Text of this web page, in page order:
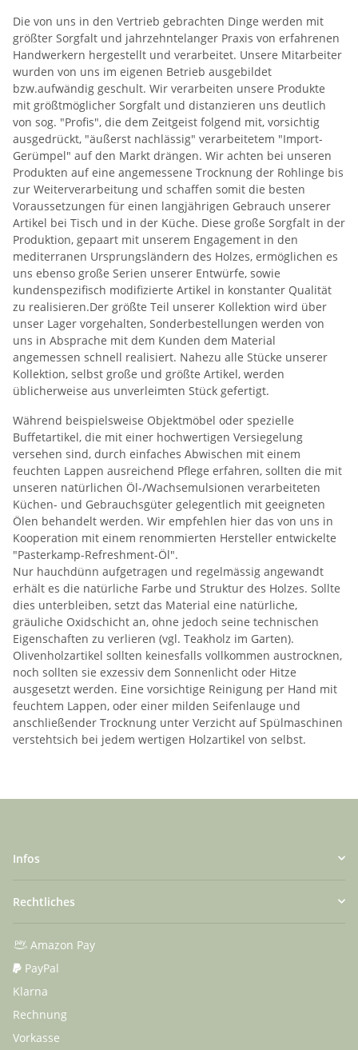
Die von uns in den Vertrieb gebrachten Dinge werden mit
größter Sorgfalt und jahrzehntelanger Praxis von erfahrenen
Handwerkern hergestellt und verarbeitet. Unsere Mitarbeiter
wurden von uns im eigenen Betrieb ausgebildet
bzw.aufwändig geschult. Wir verarbeiten unsere Produkte
mit größtmöglicher Sorgfalt und distanzieren uns deutlich
von sog. "Profis", die dem Zeitgeist folgend mit, vorsichtig
ausgedrückt, "äußerst nachlässig" verarbeitetem "Import-
Gerümpel" auf den Markt drängen. Wir achten bei unseren
Produkten auf eine angemessene Trocknung der Rohlinge bis
zur Weiterverarbeitung und schaffen somit die besten
Voraussetzungen für einen langjährigen Gebrauch unserer
Artikel bei Tisch und in der Küche. Diese große Sorgfalt in der
Produktion, gepaart mit unserem Engagement in den
mediterranen Ursprungsländern des Holzes, ermöglichen es
uns ebenso große Serien unserer Entwürfe, sowie
kundenspezifisch modifizierte Artikel in konstanter Qualität
zu realisieren.Der größte Teil unserer Kollektion wird über
unser Lager vorgehalten, Sonderbestellungen werden von
uns in Absprache mit dem Kunden dem Material
angemessen schnell realisiert. Nahezu alle Stücke unserer
Kollektion, selbst große und größte Artikel, werden
üblicherweise aus unverleimten Stück gefertigt.
Während beispielsweise Objektmöbel oder spezielle
Buffetartikel, die mit einer hochwertigen Versiegelung
versehen sind, durch einfaches Abwischen mit einem
feuchten Lappen ausreichend Pflege erfahren, sollten die mit
unseren natürlichen Öl-/Wachsemulsionen verarbeiteten
Küchen- und Gebrauchsgüter gelegentlich mit geeigneten
Ölen behandelt werden. Wir empfehlen hier das von uns in
Kooperation mit einem renommierten Hersteller entwickelte
"Pasterkamp-Refreshment-Öl".
Nur hauchdünn aufgetragen und regelmässig angewandt
erhält es die natürliche Farbe und Struktur des Holzes. Sollte
dies unterbleiben, setzt das Material eine natürliche,
gräuliche Oxidschicht an, ohne jedoch seine technischen
Eigenschaften zu verlieren (vgl. Teakholz im Garten).
Olivenholzartikel sollten keinesfalls vollkommen austrocknen,
noch sollten sie exzessiv dem Sonnenlicht oder Hitze
ausgesetzt werden. Eine vorsichtige Reinigung per Hand mit
feuchtem Lappen, oder einer milden Seifenlauge und
anschließender Trocknung unter Verzicht auf Spülmaschinen
verstehtsich bei jedem wertigen Holzartikel von selbst.
Infos
Rechtliches
Amazon Pay
PayPal
Klarna
Rechnung
Vorkasse